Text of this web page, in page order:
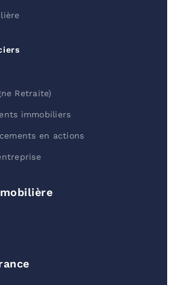
Retraite)
immobiliers
en actions